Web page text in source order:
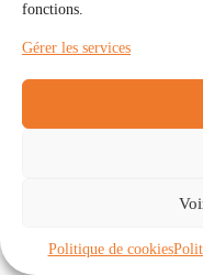
fonctions.
Gérer les services
Politique de cookies
Communautés